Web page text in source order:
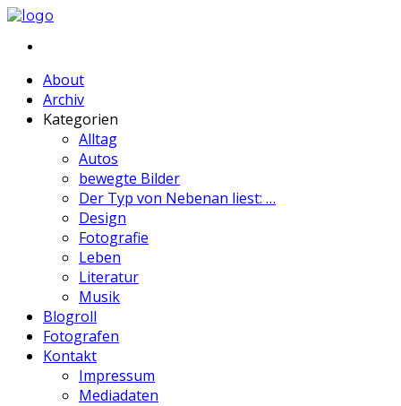
About
Archiv
Kategorien
Alltag
Autos
bewegte Bilder
Der Typ von Nebenan liest: …
Design
Fotografie
Leben
Literatur
Musik
Blogroll
Fotografen
Kontakt
Impressum
Mediadaten